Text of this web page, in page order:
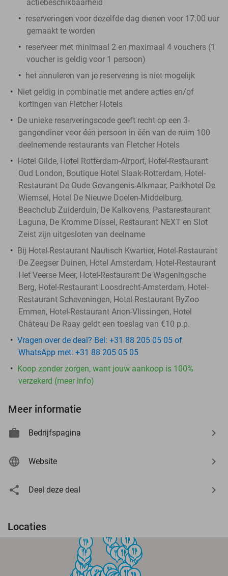
actiebeschikbaarheid
reserveringen voor dezelfde dag dienen voor 17.00 uur
gemaakt te worden
reserveer met minimaal 2 en maximaal 4 vouchers (1
voucher is geldig voor 1 persoon)
het annuleren van je reservering is niet mogelijk
Niet geldig in combinatie met andere acties en/of
kortingen van Fletcher Hotels
De unieke reserveringscode geeft recht op een 3-
gangendiner voor één persoon in één van de ruim 100
deelnemende restaurants van Fletcher Hotels
Hotel Gilde, Hotel Rotterdam-Airport, Hotel-Restaurant
Oud London, Boutique Hotel Slaak-Rotterdam, Hotel-
Restaurant De Oude Gevangenis-Alkmaar, Parkhotel De
Wiemsel, Hotel De Nieuwe Doelen-Middelburg,
Beachclub Zuiderduin, De Kalkovens, Pastarestaurant
Laguna, De Kromme Dissel, Restaurant NEXT en Slot
Zeist zijn uitgesloten van deelname
Bij Hotel-Restaurant Nautisch Kwartier, Hotel-Restaurant
De Zeegser Duinen, Hotel Amsterdam, Hotel-Restaurant
Het Veerse Meer, Hotel-Restaurant De Wageningsche
Berg, Hotel-Restaurant Loosdrecht-Amsterdam, Hotel-
Restaurant Scheveningen, Hotel-Restaurant ByZoo
Emmen, Hotel-Restaurant Arion-Vlissingen, Hotel
Château De Raay geldt een toeslag van €10 p.p.
Vragen over de deal? Bel: +31 88 205 05 05 of
WhatsApp met: +31 88 205 05 05
Koop zonder zorgen, want jouw aankoop is 100%
verzekerd (meer info)
Meer informatie
Bedrijfspagina
Website
Deel deze deal
Locaties
food
food
food
food
food
food
food
food
food
food
food
food
food
food
food
food
food
food
food
food
food